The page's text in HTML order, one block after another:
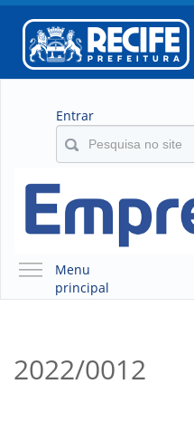
Entrar
Menu
principal
O QUE É A EMPREL
2022/0012